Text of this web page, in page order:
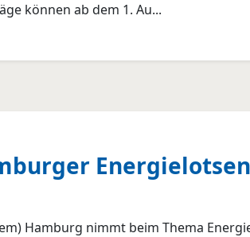
können ab dem 1. Au...
Hamburg nimmt beim Thema